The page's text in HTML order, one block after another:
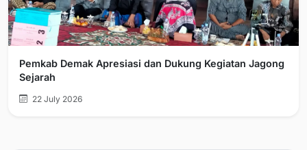
Pemkab Demak Apresiasi dan Dukung Kegiatan Jagong
Sejarah
22 July 2026